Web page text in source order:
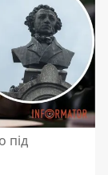
під